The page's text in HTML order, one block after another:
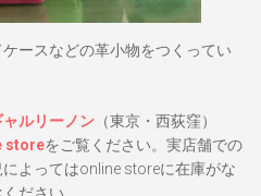
ースなどの革小物をつくってい
ャルリーノン （東京・西荻窪）
storeをご覧ください。実店舗での
よってはonline storeに在庫がな